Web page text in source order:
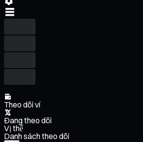
Theo dõi ví
Đang theo dõi
Vị thế
Danh sách theo dõi